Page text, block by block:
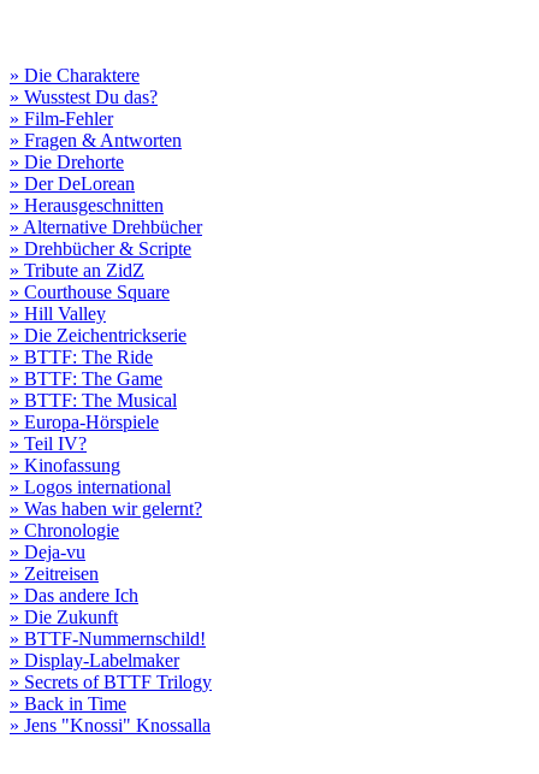
» Die Charaktere
» Wusstest Du das?
» Film-Fehler
» Fragen & Antworten
» Die Drehorte
» Der DeLorean
» Herausgeschnitten
» Alternative Drehbücher
» Drehbücher & Scripte
» Tribute an ZidZ
» Courthouse Square
» Hill Valley
» Die Zeichentrickserie
» BTTF: The Ride
» BTTF: The Game
» BTTF: The Musical
» Europa-Hörspiele
» Teil IV?
» Kinofassung
» Logos international
» Was haben wir gelernt?
» Chronologie
» Deja-vu
» Zeitreisen
» Das andere Ich
» Die Zukunft
» BTTF-Nummernschild!
» Display-Labelmaker
» Secrets of BTTF Trilogy
» Back in Time
» Jens "Knossi" Knossalla